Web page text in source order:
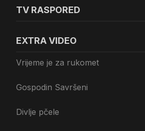
TV RASPORED
EXTRA VIDEO
Vrijeme je za rukomet
Gospodin Savršeni
Divlje pčele